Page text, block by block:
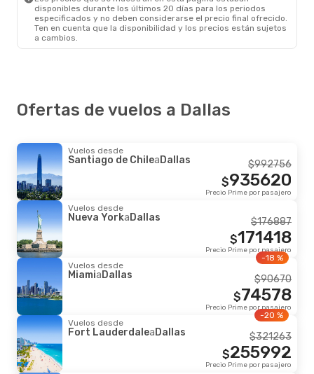
disponibles durante los últimos 20 días para los periodos
especificados y no deben considerarse el precio final ofrecido.
Ten en cuenta que la disponibilidad y los precios están sujetos
a cambios.
Ofertas de vuelos a Dallas
Vuelos desde
Santiago de Chilea Dallas 992756
$
935620
$
Precio Prime por pasajero
Vuelos desde
Nueva Yorka Dallas 176887
$
171418
$
Precio Prime por pasajero
Vuelos desde
Miamia Dallas
-18 %
90670
$
74578
$
Precio Prime por pasajero
Vuelos desde
Fort Lauderdalea Dallas
-20 %
321263
$
255992
$
Precio Prime por pasajero